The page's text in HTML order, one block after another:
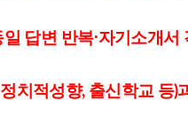
답변 반복⋅자기소개서
치적성향, 출신학교 등)